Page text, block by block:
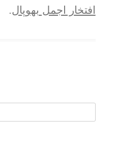
افتخار اجمل بھوپال.